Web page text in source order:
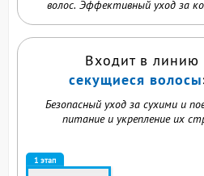
волос. Эффективный уход за
Входит в линию
секущиеся волосы
Безопасный уход за сухими и
питание и укрепление их
1 этап